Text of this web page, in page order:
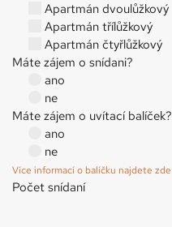
Apartmán dvoulůžkový
Apartmán třílůžkový
Apartmán čtyřlůžkový
Máte zájem o snídani?
ano
ne
Máte zájem o uvítací balíček?
ano
ne
Více informací o balíčku najdete zde
Počet snídaní